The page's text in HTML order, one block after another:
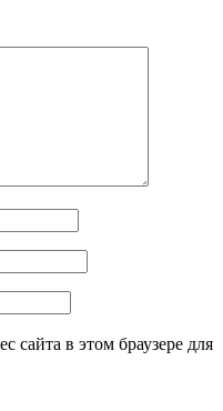
сайта в этом браузере для